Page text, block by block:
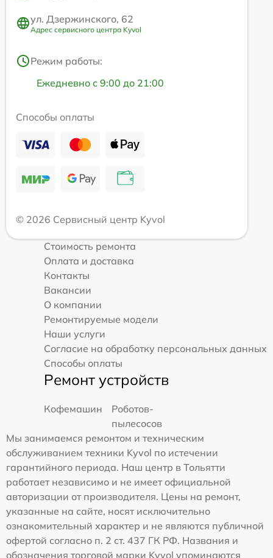
ул. Дзержинского, 62
Адрес сервисного центра Kyvol
Режим работы:
Ежедневно с 9:00 до 21:00
Способы оплаты
© 2026 Сервисный центр Kyvol
Стоимость ремонта
Оплата и доставка
Контакты
Вакансии
О компании
Ремонтируемые модели
Наши услуги
Согласие на обработку персональных данных
Способы оплаты
Ремонт устройств
Кофемашин
Роботов-
пылесосов
Мы занимаемся ремонтом и техническим
обслуживанием техники Kyvol по истечении
гарантийного периода. Наш центр в Тольятти
работает независимо и не имеет официальной
авторизации от производителя. Цены на ремонт,
указанные на сайте, носят исключительно
ознакомительный характер и не являются публичной
офертой согласно п. 2 ст. 437 ГК РФ. Названия и
обозначения торговой марки Kyvol упоминаются